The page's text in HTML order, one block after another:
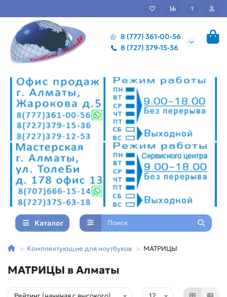
₸
8 (777) 361-00-56
8 (727) 379-15-36
Каталог
Комплектующие для ноутбуков МАТРИЦЫ
МАТРИЦЫ в Алматы